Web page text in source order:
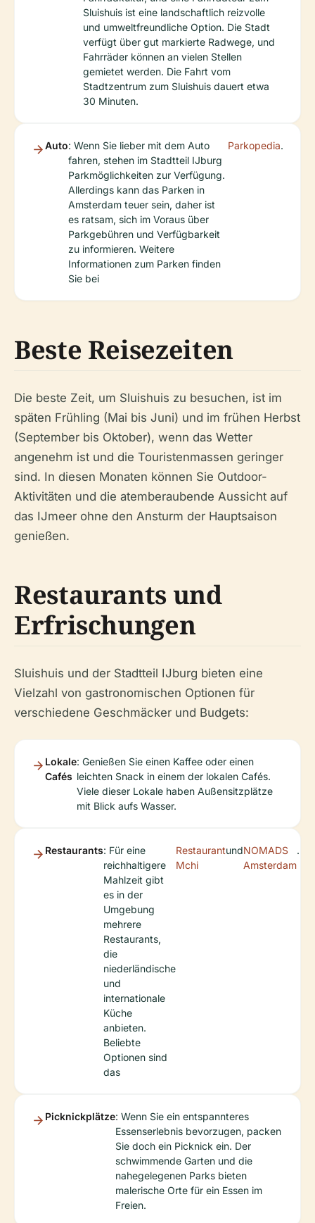
Sluishuis ist eine landschaftlich reizvolle
und umweltfreundliche Option. Die Stadt
verfügt über gut markierte Radwege, und
Fahrräder können an vielen Stellen
gemietet werden. Die Fahrt vom
Stadtzentrum zum Sluishuis dauert etwa
30 Minuten.
Auto: Wenn Sie lieber mit dem Auto
fahren, stehen im Stadtteil IJburg
Parkmöglichkeiten zur Verfügung.
Allerdings kann das Parken in
Amsterdam teuer sein, daher ist
es ratsam, sich im Voraus über
Parkgebühren und Verfügbarkeit
zu informieren. Weitere
Informationen zum Parken finden
Sie bei
Parkopedia.
Beste Reisezeiten
Die beste Zeit, um Sluishuis zu besuchen, ist im
späten Frühling (Mai bis Juni) und im frühen Herbst
(September bis Oktober), wenn das Wetter
angenehm ist und die Touristenmassen geringer
sind. In diesen Monaten können Sie Outdoor-
Aktivitäten und die atemberaubende Aussicht auf
das IJmeer ohne den Ansturm der Hauptsaison
genießen.
Restaurants und
Erfrischungen
Sluishuis und der Stadtteil IJburg bieten eine
Vielzahl von gastronomischen Optionen für
verschiedene Geschmäcker und Budgets:
Lokale
Cafés
: Genießen Sie einen Kaffee oder einen
leichten Snack in einem der lokalen Cafés.
Viele dieser Lokale haben Außensitzplätze
mit Blick aufs Wasser.
Restaurants: Für eine
reichhaltigere
Mahlzeit gibt
es in der
Umgebung
mehrere
Restaurants,
die
niederländische
und
internationale
Küche
anbieten.
Beliebte
Optionen sind
das
Restaurant
Mchi
undNOMADS
Amsterdam
.
Picknickplätze: Wenn Sie ein entspannteres
Essenserlebnis bevorzugen, packen
Sie doch ein Picknick ein. Der
schwimmende Garten und die
nahegelegenen Parks bieten
malerische Orte für ein Essen im
Freien.